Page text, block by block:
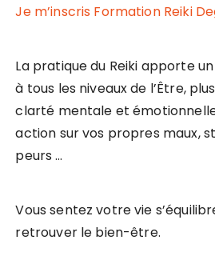
Je m’inscris Formation Reiki
La pratique du Reiki apporte
à tous les niveaux de l’Être,
clarté mentale et
action sur vos propres maux,
peurs …
Vous sentez votre vie
retrouver le bien-être.